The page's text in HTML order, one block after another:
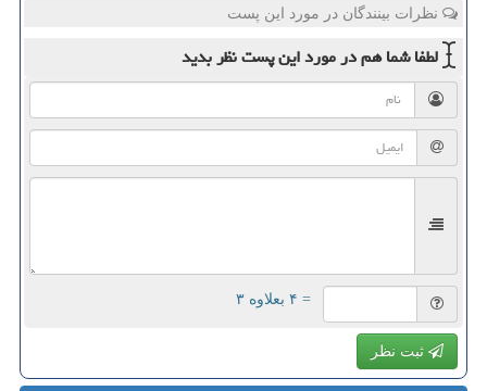
نظرات بینندگان در مورد این پست
لطفا شما همدر مورد این پستنظر بدید
= ۴ بعلاوه ۳
ثبت نظر